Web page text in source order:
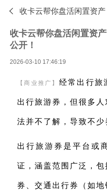

收卡云帮你盘活闲置资
公开！
2026-03-10 17:46:19
【商业推广】 经常出行旅
出行旅游券，但很多
法并不了解，导致不少
出行旅游券是平台或
证，涵盖范围广泛，
券、交通出行券（如